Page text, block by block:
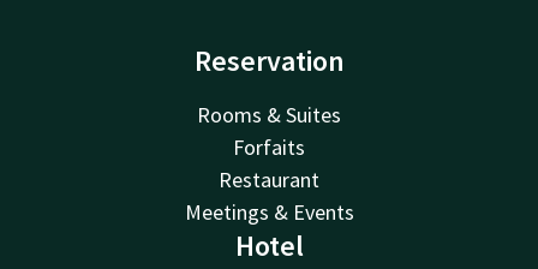
Reservation
Rooms & Suites
Forfaits
Restaurant
Meetings & Events
Hotel